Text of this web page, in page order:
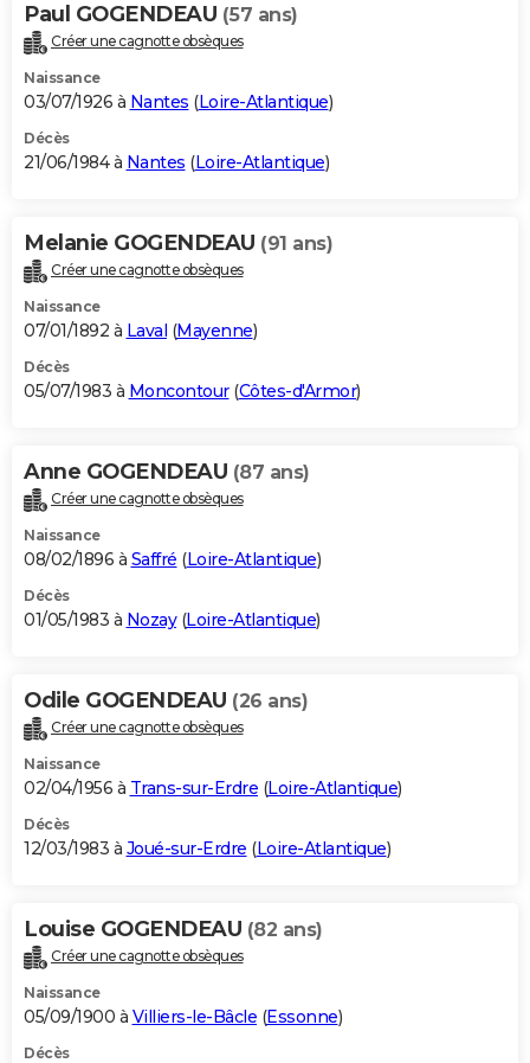
Paul GOGENDEAU (57 ans)
Créer une cagnotte obsèques
Naissance
03/07/1926 à Nantes (Loire-Atlantique)
Décès
21/06/1984 à Nantes (Loire-Atlantique)
Melanie GOGENDEAU (91 ans)
Créer une cagnotte obsèques
Naissance
07/01/1892 à Laval (Mayenne)
Décès
05/07/1983 à Moncontour(Côtes-d'Armor)
Anne GOGENDEAU (87 ans)
Créer une cagnotte obsèques
Naissance
08/02/1896 à Saffré (Loire-Atlantique)
Décès
01/05/1983 à Nozay(Loire-Atlantique)
Odile GOGENDEAU (26 ans)
Créer une cagnotte obsèques
Naissance
02/04/1956 à Trans-sur-Erdre (Loire-Atlantique)
Décès
12/03/1983 à Joué-sur-Erdre (Loire-Atlantique)
Louise GOGENDEAU (82 ans)
Créer une cagnotte obsèques
Naissance
05/09/1900 à Villiers-le-Bâcle (Essonne)
Décès